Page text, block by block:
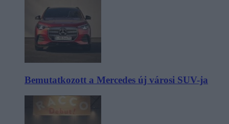
Bemutatkozott a Mercedes új városi SUV-ja